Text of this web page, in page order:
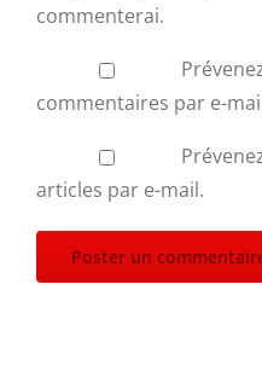
commenterai.
commentaires par e-
articles par e-mail.